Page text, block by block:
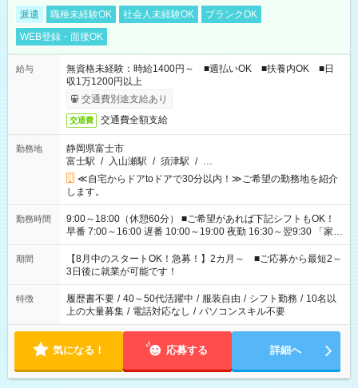
派遣 職種未経験OK 社会人未経験OK
ブランクOK
WEB登録・面接OK
給与
無資格未経験：時給1400円～ ■週払いOK ■扶養内OK ■日
収1万1200円以上
交通費別途支給あり
交通費 交通費全額支給
勤務地
静岡県富士市
富士駅 / 入山瀬駅 / 須津駅 / …
≪自宅からドアtoドアで30分以内！≫ご希望の勤務地を紹介
します。
勤務時間
9:00～18:00（休憩60分） ■ご希望があれば下記シフトもOK！
早番 7:00～16:00 遅番 10:00～19:00 夜勤 16:30～翌9:30 「家族
と休みを合わせたい」 「余裕を持って夕飯の準備がしたい」
「できれば残業はしたくない」 など、ご希望を教えてください
ね。 ※Wワーク希望の方へ 今ご覧のお仕事で希望する勤務時間
と、もう1つのお仕事の勤務時間。 合計で週40時間を超える場
合は応募できません。
期間
【8月中のスタートOK！急募！】2カ月～ ■ご応募から最短2～
3日後に就業が可能です！
特徴 履歴書不要 / 40～50代活躍中 / 服装自由 / シフト勤務 / 10名以
上の大量募集 / 電話対応なし / パソコンスキル不要
気になる！ 応募する 詳細へ